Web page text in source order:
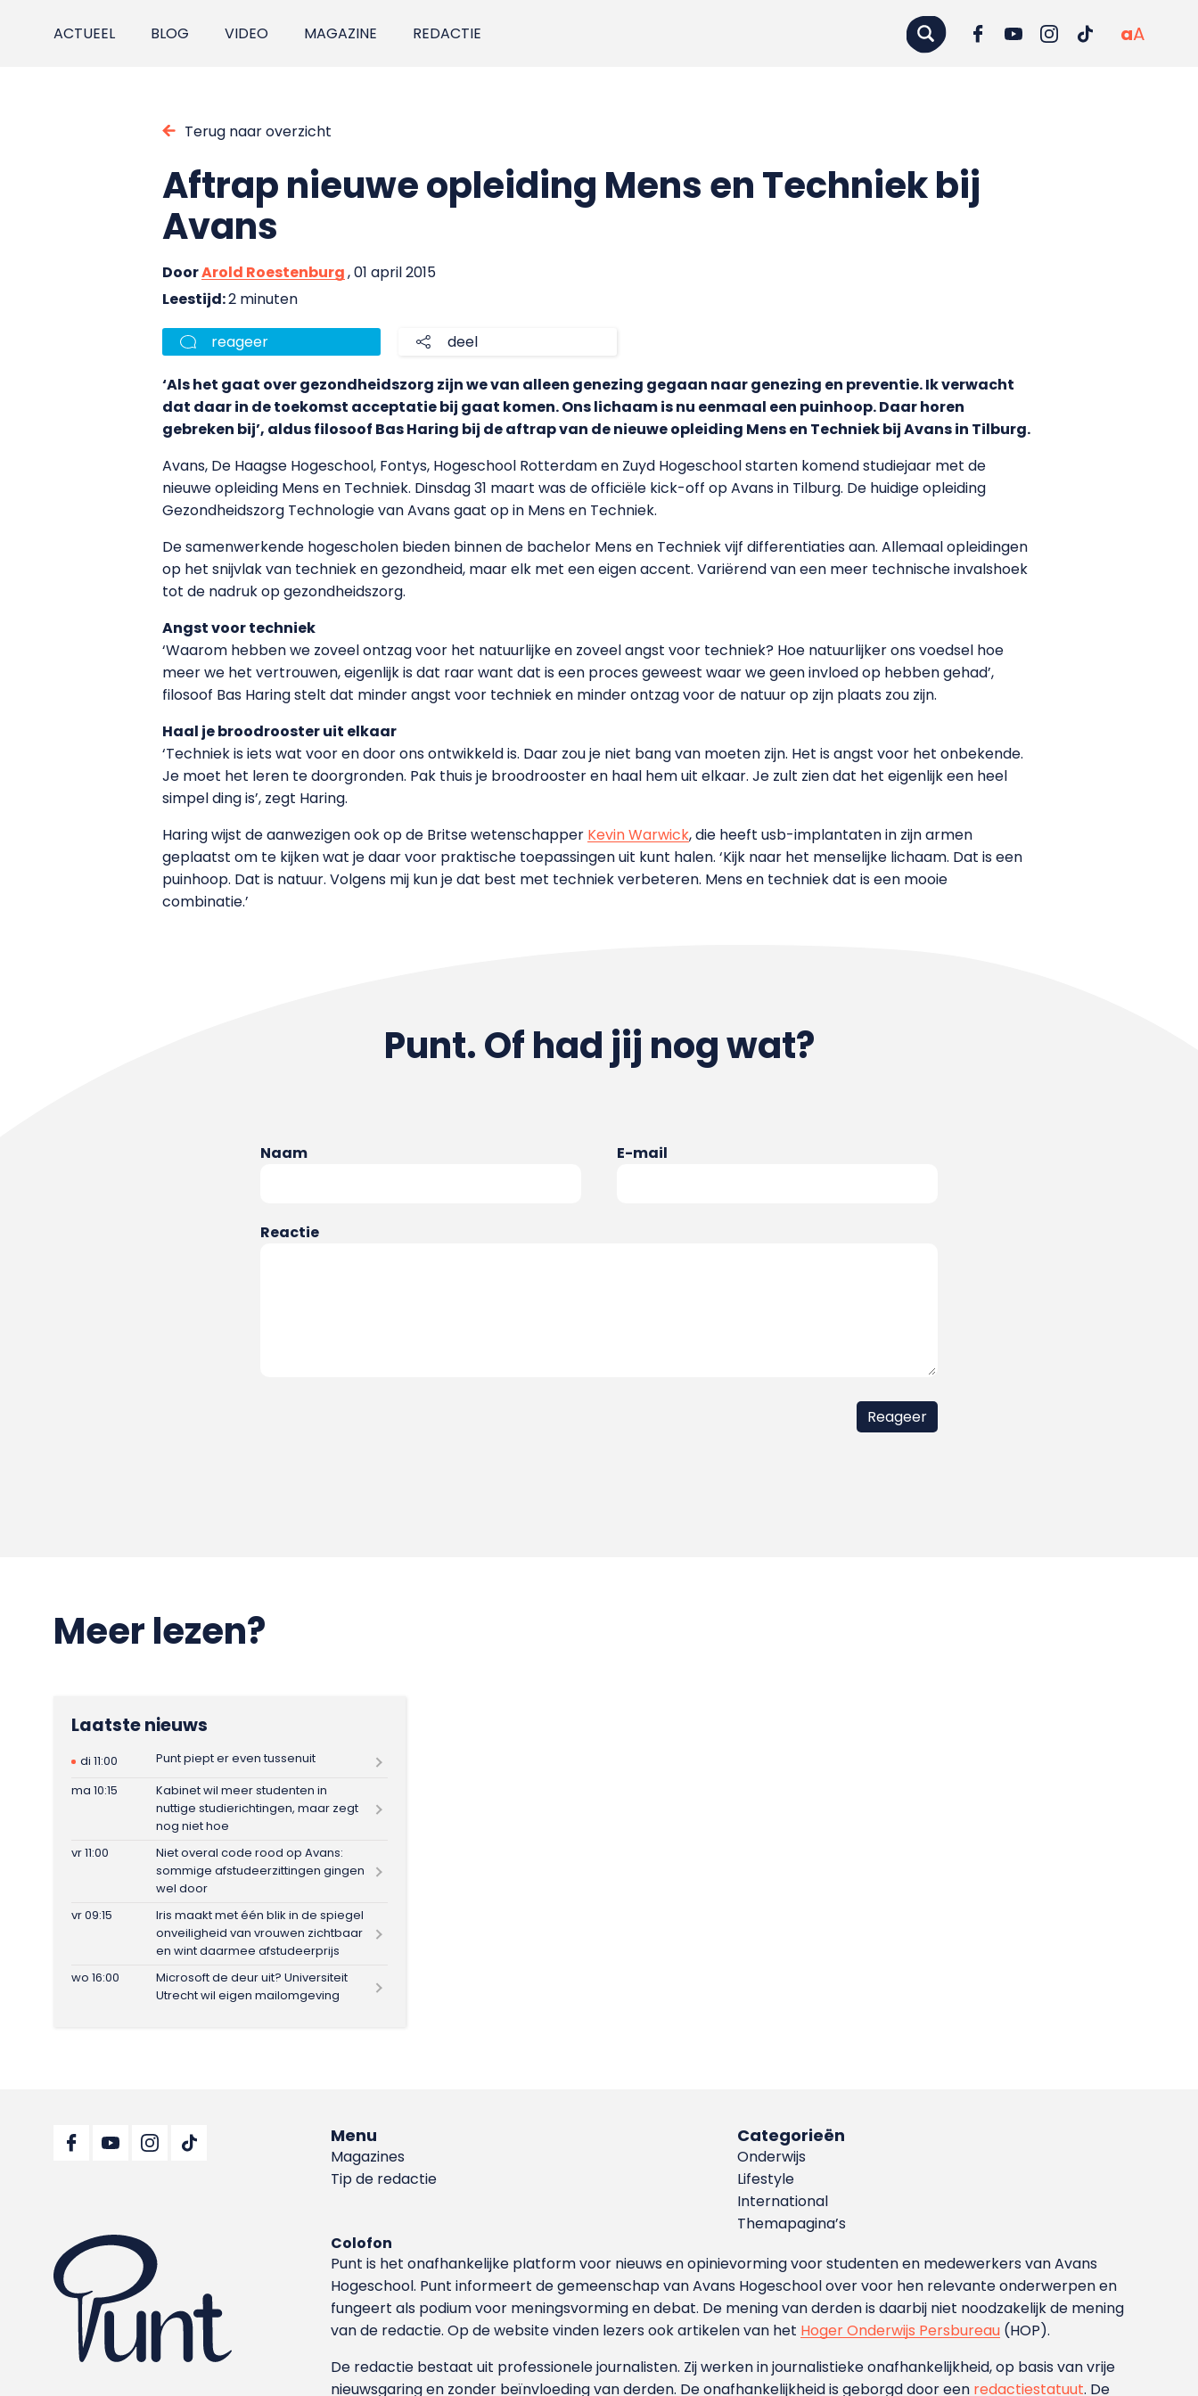
ACTUEEL BLOG VIDEO MAGAZINE REDACTIE aA
Terug naar overzicht
Aftrap nieuwe opleiding Mens en Techniek bij
Avans
DoorArold Roestenburg, 01 april 2015
Leestijd:2 minuten
reageer deel
‘Als het gaat over gezondheidszorg zijn we van alleen genezing gegaan naar genezing en preventie. Ik verwacht
dat daar in de toekomst acceptatie bij gaat komen. Ons lichaam is nu eenmaal een puinhoop. Daar horen
gebreken bij’, aldus filosoof Bas Haring bij de aftrap van de nieuwe opleiding Mens en Techniek bij Avans in Tilburg.
Avans, De Haagse Hogeschool, Fontys, Hogeschool Rotterdam en Zuyd Hogeschool starten komend studiejaar met de
nieuwe opleiding Mens en Techniek. Dinsdag 31 maart was de officiële kick-off op Avans in Tilburg. De huidige opleiding
Gezondheidszorg Technologie van Avans gaat op in Mens en Techniek.
De samenwerkende hogescholen bieden binnen de bachelor Mens en Techniek vijf differentiaties aan. Allemaal opleidingen
op het snijvlak van techniek en gezondheid, maar elk met een eigen accent. Variërend van een meer technische invalshoek
tot de nadruk op gezondheidszorg.
Angst voor techniek
‘Waarom hebben we zoveel ontzag voor het natuurlijke en zoveel angst voor techniek? Hoe natuurlijker ons voedsel hoe
meer we het vertrouwen, eigenlijk is dat raar want dat is een proces geweest waar we geen invloed op hebben gehad’,
filosoof Bas Haring stelt dat minder angst voor techniek en minder ontzag voor de natuur op zijn plaats zou zijn.
Haal je broodrooster uit elkaar
‘Techniek is iets wat voor en door ons ontwikkeld is. Daar zou je niet bang van moeten zijn. Het is angst voor het onbekende.
Je moet het leren te doorgronden. Pak thuis je broodrooster en haal hem uit elkaar. Je zult zien dat het eigenlijk een heel
simpel ding is’, zegt Haring.
Haring wijst de aanwezigen ook op de Britse wetenschapper Kevin Warwick, die heeft usb-implantaten in zijn armen
geplaatst om te kijken wat je daar voor praktische toepassingen uit kunt halen. ‘Kijk naar het menselijke lichaam. Dat is een
puinhoop. Dat is natuur. Volgens mij kun je dat best met techniek verbeteren. Mens en techniek dat is een mooie
combinatie.’
Punt. Of had jij nog wat?
Naam E-mail
Reactie
Meer lezen?
Laatste nieuws
di 11:00
Punt piept er even tussenuit
ma 10:15
Kabinet wil meer studenten in
nuttige studierichtingen, maar zegt
nog niet hoe
vr 11:00
Niet overal code rood op Avans:
sommige afstudeerzittingen gingen
wel door
vr 09:15
Iris maakt met één blik in de spiegel
onveiligheid van vrouwen zichtbaar
en wint daarmee afstudeerprijs
wo 16:00
Microsoft de deur uit? Universiteit
Utrecht wil eigen mailomgeving
Menu
Magazines
Tip de redactie
Categorieën
Onderwijs
Lifestyle
International
Themapagina’s
Colofon
Punt is het onafhankelijke platform voor nieuws en opinievorming voor studenten en medewerkers van Avans
Hoge­school. Punt informeert de gemeenschap van Avans Hogeschool over voor hen relevante onderwerpen en
fungeert als podium voor meningsvorming en debat. De mening van derden is daarbij niet noodzakelijk de mening
van de redactie. Op de website vinden lezers ook artikelen van het Hoger Onderwijs Persbureau (HOP).
De redactie bestaat uit professionele journalisten. Zij werken in journalistieke onafhankelijkheid, op basis van vrije
nieuwsgaring en zonder beïnvloeding van derden. De onafhankelijkheid is geborgd door een redactiestatuut. De